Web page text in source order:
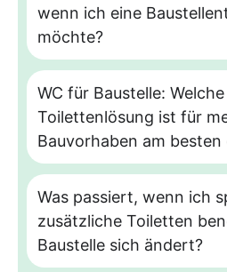
wenn ich eine
möchte?
WC für Baustelle: Welche
Toilettenlösung ist für
Bauvorhaben am besten
Was passiert, wenn ich
zusätzliche Toiletten
Baustelle sich ändert?